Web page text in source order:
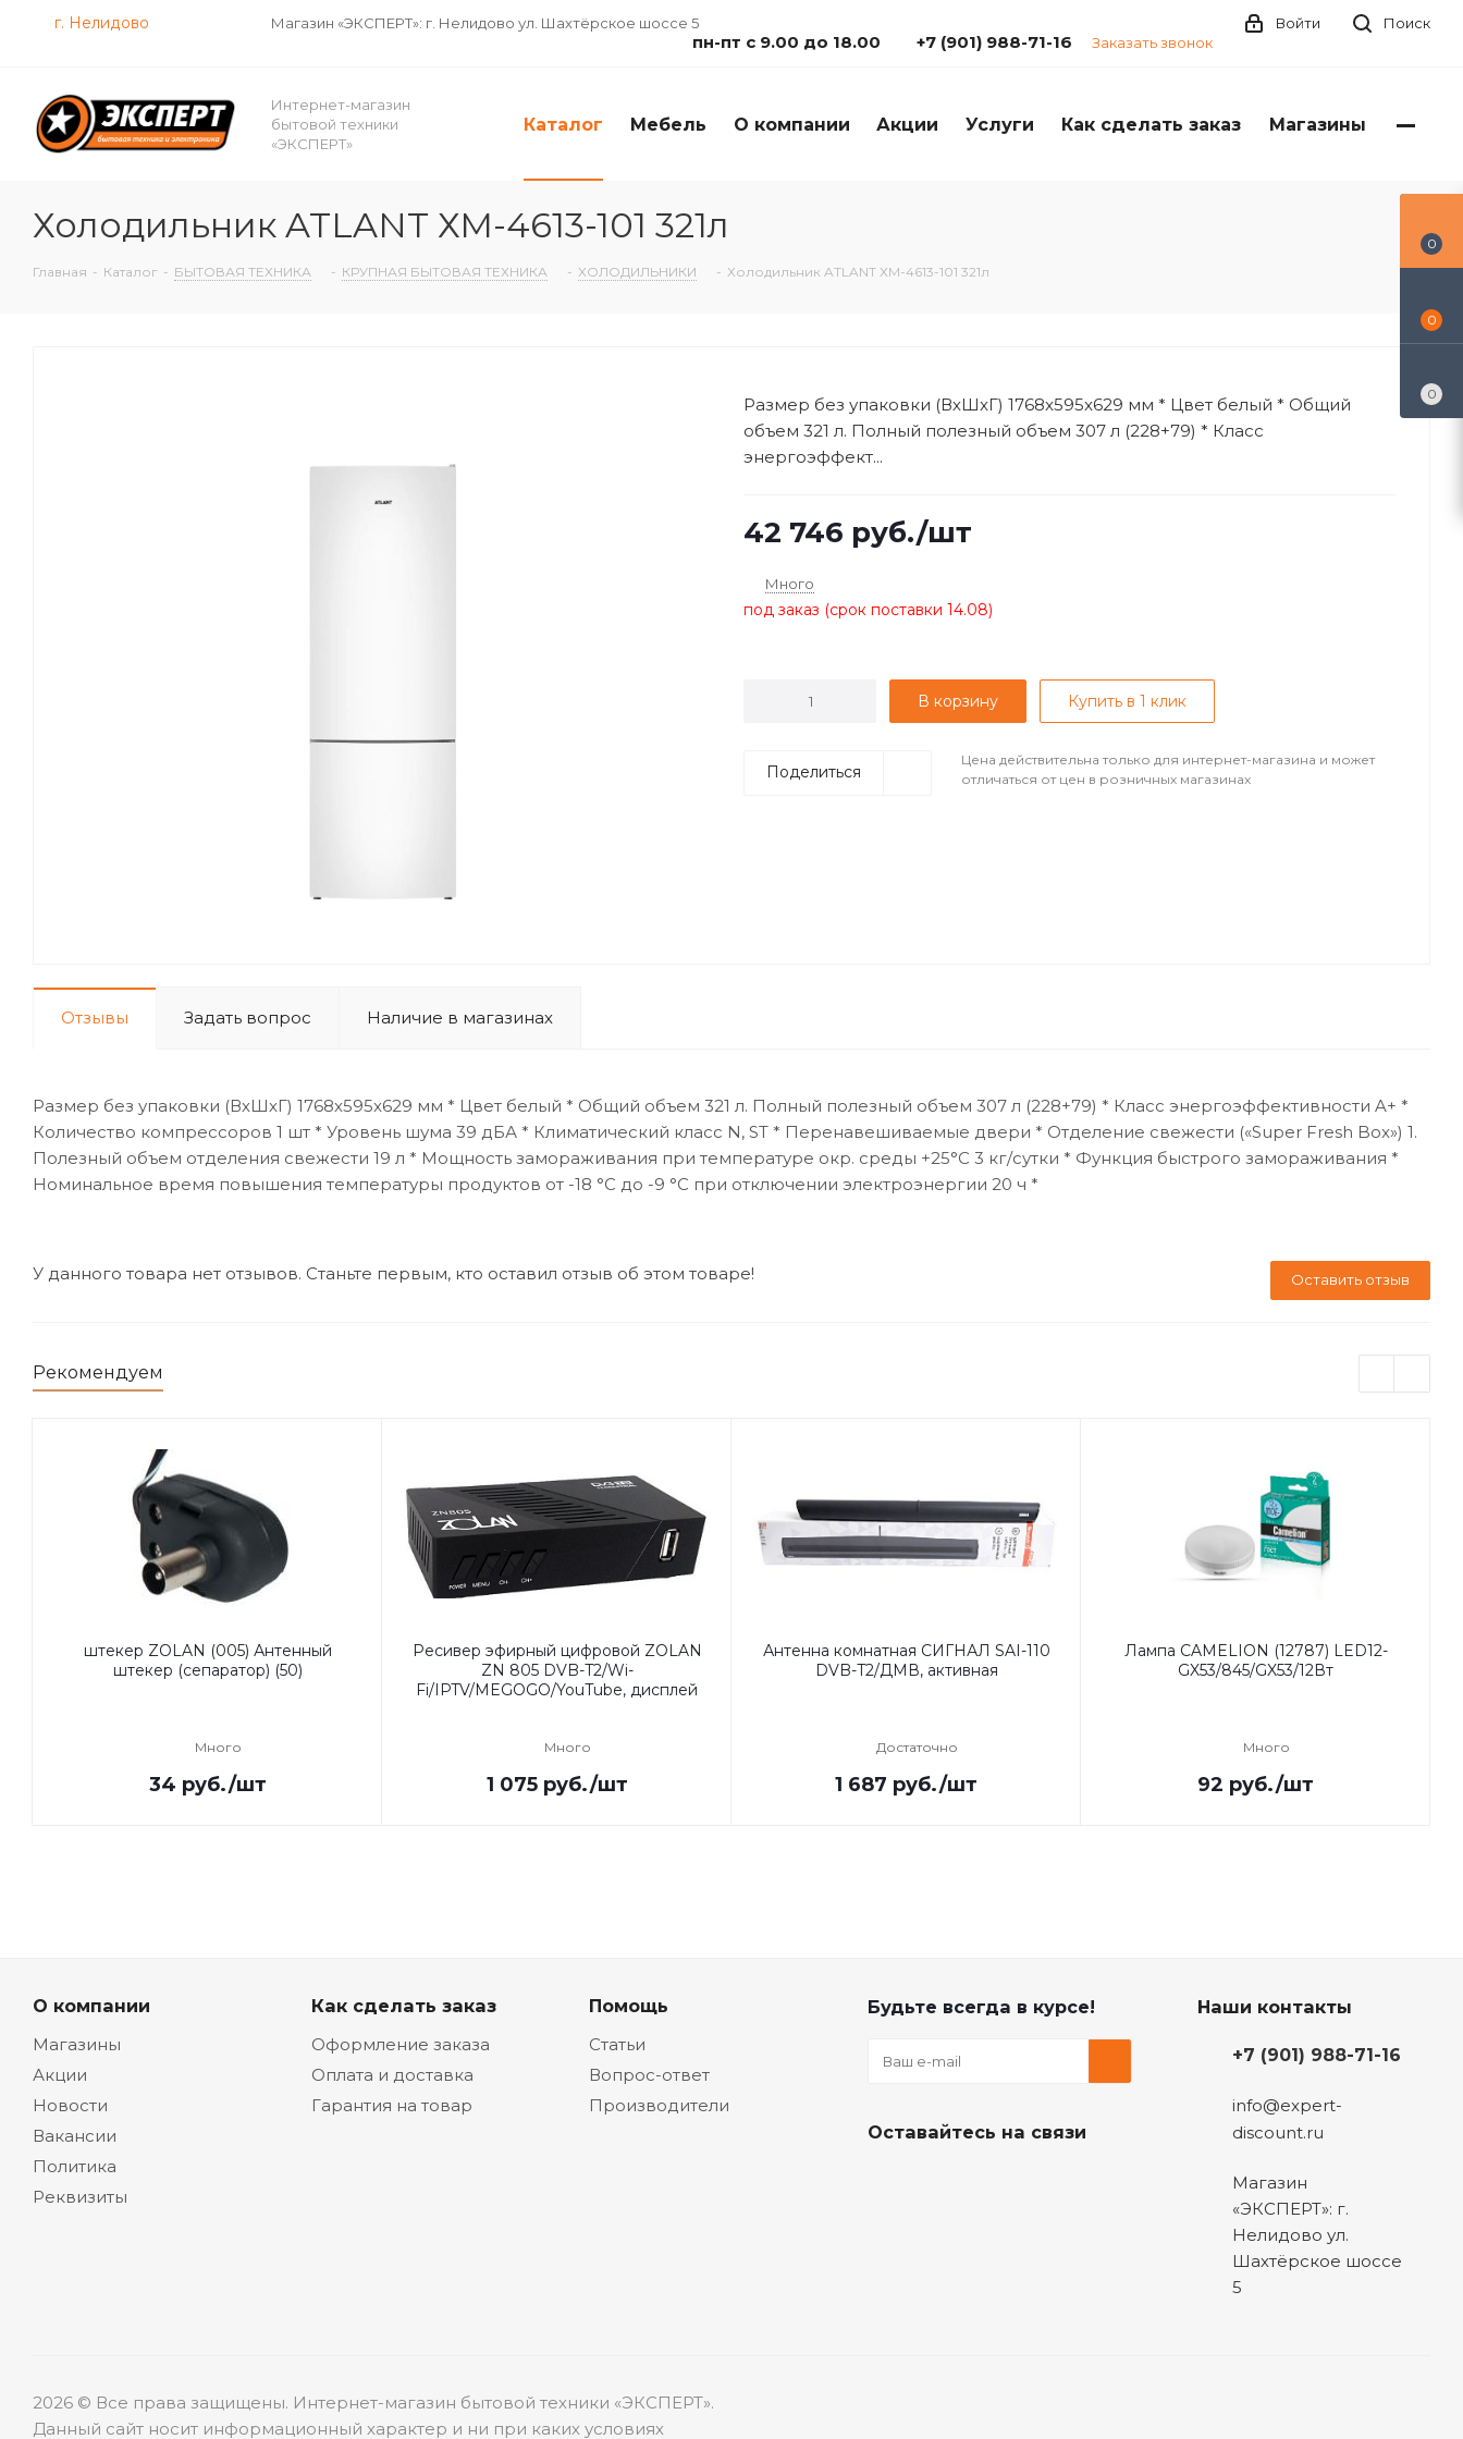
г. Нелидово Магазин «ЭКСПЕРТ»: г. Нелидово ул. Шахтёрское шоссе 5 Поиск
Войти
пн-пт с 9.00 до 18.00 +7 (901) 988-71-16 Заказать звонок
Интернет-магазин
бытовой техники
«ЭКСПЕРТ»
Каталог Мебель О компании Акции Услуги Как сделать заказ Магазины
Холодильник ATLANT ХМ-4613-101 321л
Главная - Каталог - БЫТОВАЯ ТЕХНИКА - КРУПНАЯ БЫТОВАЯ ТЕХНИКА - ХОЛОДИЛЬНИКИ - Холодильник ATLANT ХМ-4613-101 321л
Размер без упаковки (ВхШxГ) 1768x595x629 мм * Цвет белый * Общий
объем 321 л. Полный полезный объeм 307 л (228+79) * Класс
энергоэффект...
42 746 руб./шт
Много
под заказ (срок поставки 14.08)
В корзину Купить в 1 клик
Поделиться
Цена действительна только для интернет-магазина и может
отличаться от цен в розничных магазинах
Отзывы Задать вопрос Наличие в магазинах
Размер без упаковки (ВхШxГ) 1768x595x629 мм * Цвет белый * Общий объем 321 л. Полный полезный объeм 307 л (228+79) * Класс энергоэффективности A+ *
Количество компрессоров 1 шт * Уровень шума 39 дБА * Климатический класс N, ST * Перенавешиваемые двери * Отделение свежести («Super Fresh Box») 1.
Полезный объем отделения свежести 19 л * Мощность замораживания при температуре окр. среды +25°С 3 кг/сутки * Функция быстрого замораживания *
Номинальное время повышения температуры продуктов от -18 °C до -9 °C при отключении электроэнергии 20 ч *
Оставить отзыв
У данного товара нет отзывов. Станьте первым, кто оставил отзыв об этом товаре!
Рекомендуем
штекер ZOLAN (005) Антенный
штекер (сепаратор) (50)
Много
34 руб./шт
Ресивер эфирный цифровой ZOLAN
ZN 805 DVB-T2/Wi-
Fi/IPTV/MEGOGO/YouTube, дисплей
Много
1 075руб./шт
Антенна комнатная СИГНАЛ SAI-110
DVB-T2/ДМВ, активная
Достаточно
1 687 руб./шт
Лампа CAMELION (12787) LED12-
GX53/845/GX53/12Вт
Много
92 руб./шт
О компании
Магазины
Акции
Новости
Вакансии
Политика
Реквизиты
Как сделать заказ
Оформление заказа
Оплата и доставка
Гарантия на товар
Помощь
Статьи
Вопрос-ответ
Производители
Будьте всегда в курсе!
Оставайтесь на связи
Наши контакты
+7 (901) 988-71-16
info@expert-
discount.ru
Магазин
«ЭКСПЕРТ»: г.
Нелидово ул.
Шахтёрское шоссе
5
2026 © Все права защищены. Интернет-магазин бытовой техники «ЭКСПЕРТ».
Данный сайт носит информационный характер и ни при каких условиях
0
0
0